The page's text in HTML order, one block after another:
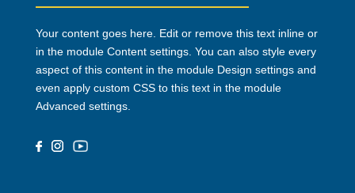
Your content goes here. Edit or remove this text inline or
in the module Content settings. You can also style every
aspect of this content in the module Design settings and
even apply custom CSS to this text in the module
Advanced settings.